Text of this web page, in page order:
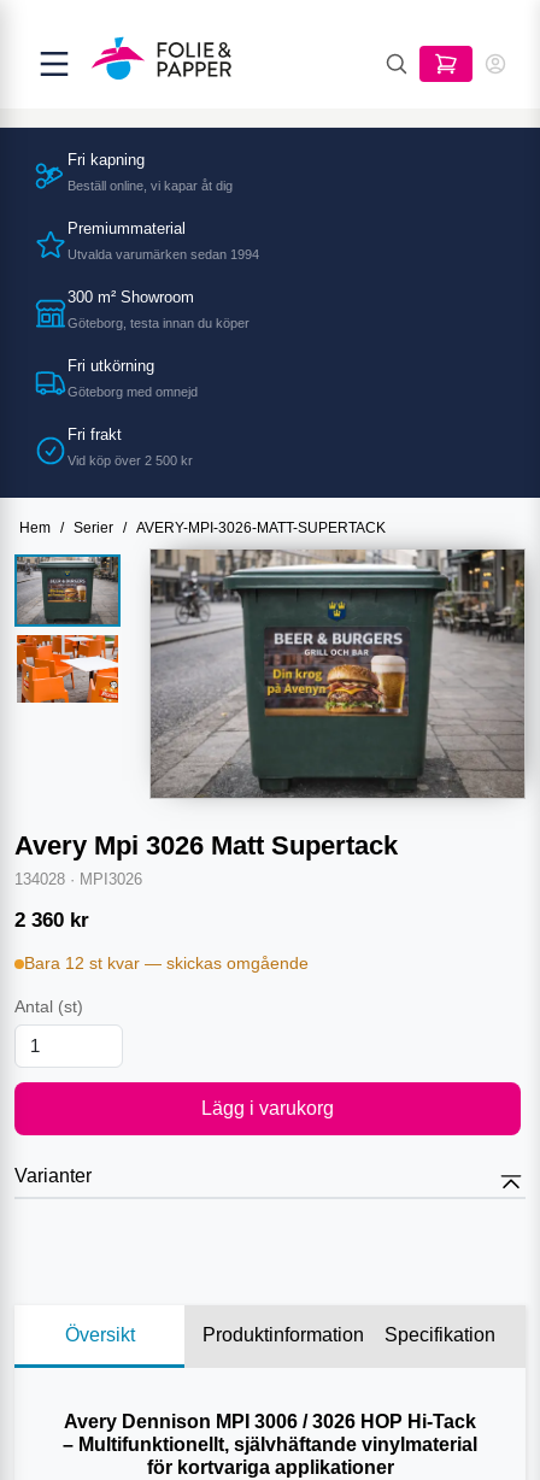
Fri kapning
Beställ online, vi kapar åt dig
Premiummaterial
Utvalda varumärken sedan 1994
300 m² Showroom
Göteborg, testa innan du köper
Fri utkörning
Göteborg med omnejd
Fri frakt
Vid köp över 2 500 kr
Hem / Serier / AVERY-MPI-3026-MATT-SUPERTACK
Avery Mpi 3026 Matt Supertack
134028 · MPI3026
2 360 kr
Bara 12 st kvar — skickas omgående
Antal (st)
Lägg i varukorg
Varianter
Översikt Produktinformation Specifikation
Avery Dennison MPI 3006 / 3026 HOP Hi-Tack
– Multifunktionellt, självhäftande vinylmaterial
för kortvariga applikationer